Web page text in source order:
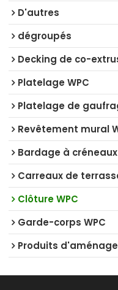
D'autres
dégroupés
Decking de co-
Platelage WPC
Platelage de
Revêtement mural
Bardage à créneaux
Carreaux de
Clôture WPC
Garde-corps WPC
Produits